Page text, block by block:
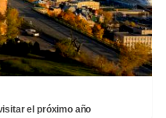
el próximo año